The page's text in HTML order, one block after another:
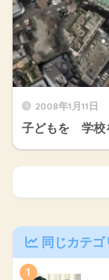
2008年1月11日
子どもを 学校
同じカテ
1